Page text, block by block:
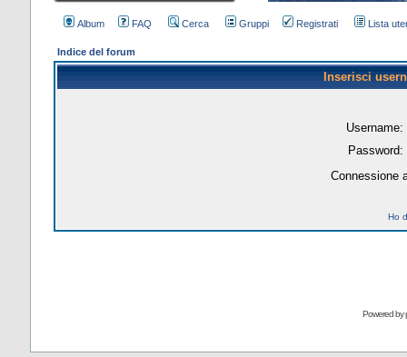
Album FAQ Cerca Gruppi Registrati Lista
Indice del forum
Inserisci
Username:
Password:
Connessione
Ho
Powered by